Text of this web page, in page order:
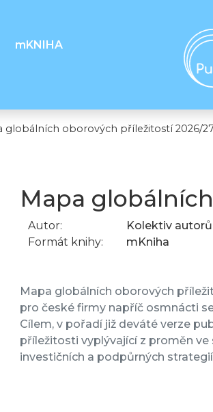
mKNIHA
globálních oborových příležitostí 2026/
Mapa
Autor:
Kolektiv
Formát knihy:
mKniha
Mapa globálních oborových
pro české firmy napříč osmnácti
Cílem, v pořadí již deváté verze
příležitosti vyplývající z proměn
investičních a podpůrných